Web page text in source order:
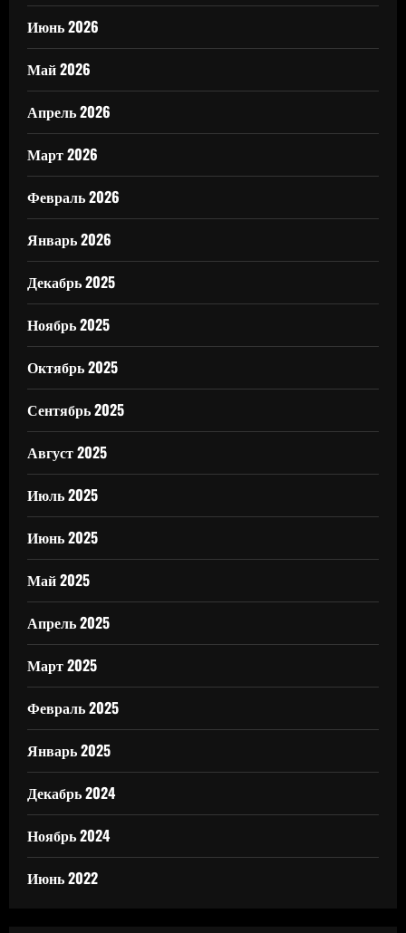
Июнь 2026
Май 2026
Апрель 2026
Март 2026
Февраль 2026
Январь 2026
Декабрь 2025
Ноябрь 2025
Октябрь 2025
Сентябрь 2025
Август 2025
Июль 2025
Июнь 2025
Май 2025
Апрель 2025
Март 2025
Февраль 2025
Январь 2025
Декабрь 2024
Ноябрь 2024
Июнь 2022